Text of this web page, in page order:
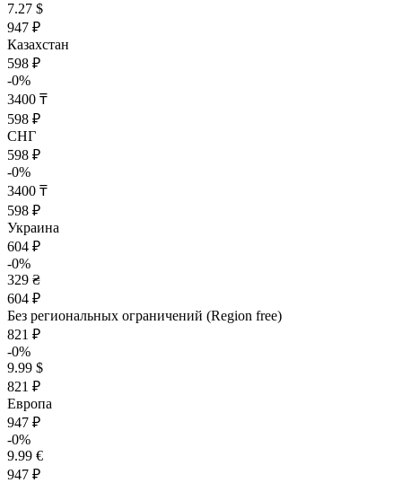
7.27 $
947 ₽
Казахстан
598 ₽
-0%
3400 ₸
598 ₽
СНГ
598 ₽
-0%
3400 ₸
598 ₽
Украина
604 ₽
-0%
329 ₴
604 ₽
Без региональных ограничений (Region free)
821 ₽
-0%
9.99 $
821 ₽
Европа
947 ₽
-0%
9.99 €
947 ₽